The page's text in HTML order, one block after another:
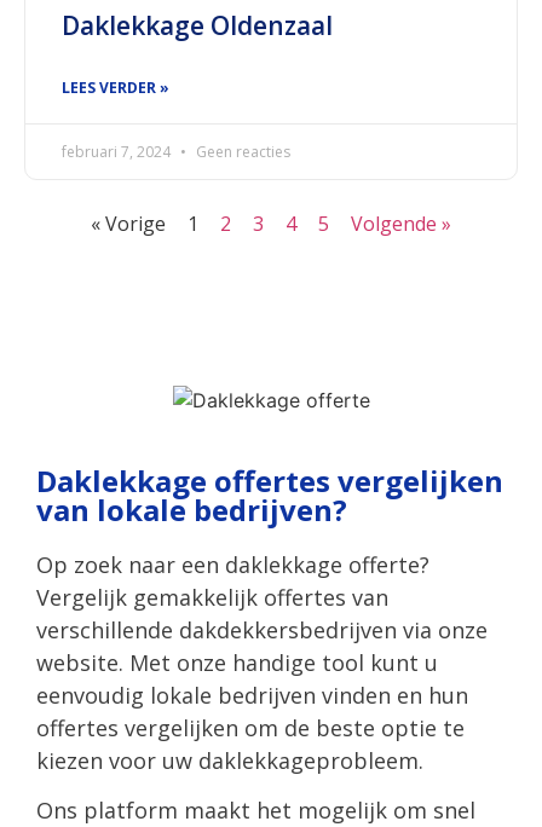
Daklekkage Oldenzaal
LEES VERDER »
februari 7, 2024 Geen reacties
« Vorige 1 2 3 4 5 Volgende »
Daklekkage offertes vergelijken
van lokale bedrijven?
Op zoek naar een daklekkage offerte?
Vergelijk gemakkelijk offertes van
verschillende dakdekkersbedrijven via onze
website. Met onze handige tool kunt u
eenvoudig lokale bedrijven vinden en hun
offertes vergelijken om de beste optie te
kiezen voor uw daklekkageprobleem.
Ons platform maakt het mogelijk om snel